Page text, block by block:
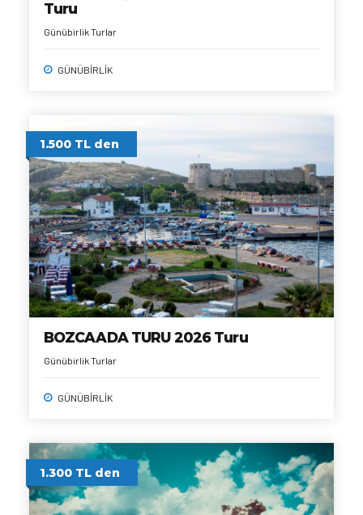
Turu
Günübirlik Turlar
GÜNÜBİRLİK
1.500 TL den
BOZCAADA TURU 2026 Turu
Günübirlik Turlar
GÜNÜBİRLİK
1.300 TL den